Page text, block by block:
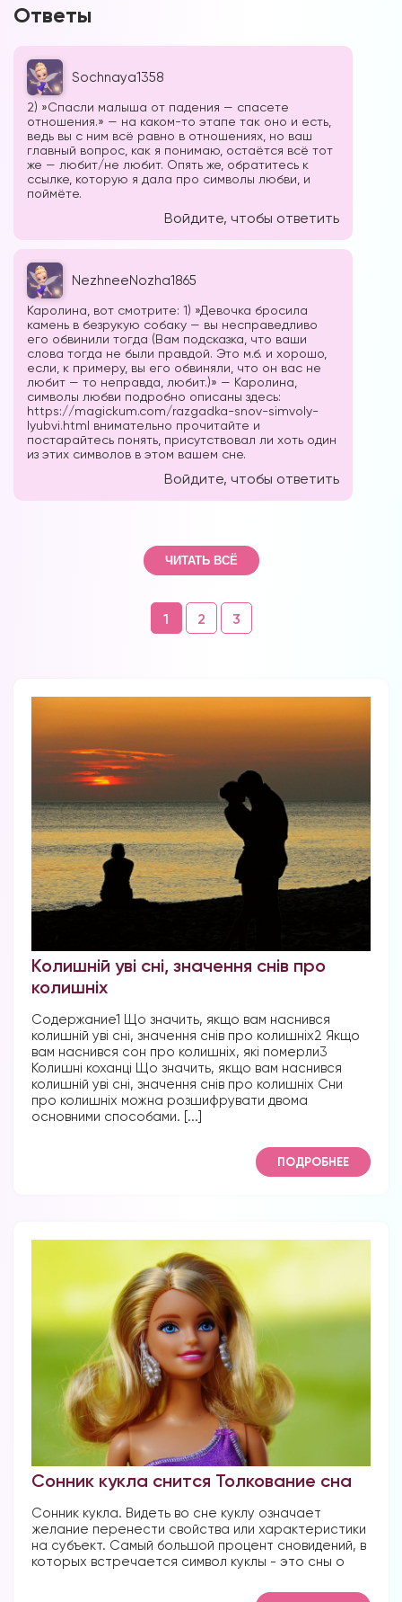
Ответы
Sochnaya1358
2) »Спасли малыша от падения — спасете
отношения.» — на каком-то этапе так оно и есть,
ведь вы с ним всё равно в отношениях, но ваш
главный вопрос, как я понимаю, остаётся всё тот
же — любит/не любит. Опять же, обратитесь к
ссылке, которую я дала про символы любви, и
поймёте.
Войдите, чтобы ответить
NezhneeNozha1865
Каролина, вот смотрите: 1) »Девочка бросила
камень в безрукую собаку — вы несправедливо
его обвинили тогда (Вам подсказка, что ваши
слова тогда не были правдой. Это м.б. и хорошо,
если, к примеру, вы его обвиняли, что он вас не
любит — то неправда, любит.)» — Каролина,
символы любви подробно описаны здесь:
https://magickum.com/razgadka-snov-simvoly-
lyubvi.html внимательно прочитайте и
постарайтесь понять, присутствовал ли хоть один
из этих символов в этом вашем сне.
Войдите, чтобы ответить
ЧИТАТЬ ВСЁ
1 2 3
Колишній уві сні, значення снів про
колишніх
Содержание1 Що значить, якщо вам наснився
колишній уві сні, значення снів про колишніх2 Якщо
вам наснився сон про колишніх, які померли3
Колишні коханці Що значить, якщо вам наснився
колишній уві сні, значення снів про колишніх Сни
про колишніх можна розшифрувати двома
основними способами. [...]
ПОДРОБНЕЕ
Сонник кукла снится Толкование сна
Сонник кукла. Видеть во сне куклу означает
желание перенести свойства или характеристики
на субъект. Самый большой процент сновидений, в
которых встречается символ куклы - это сны о
Форум на сайте